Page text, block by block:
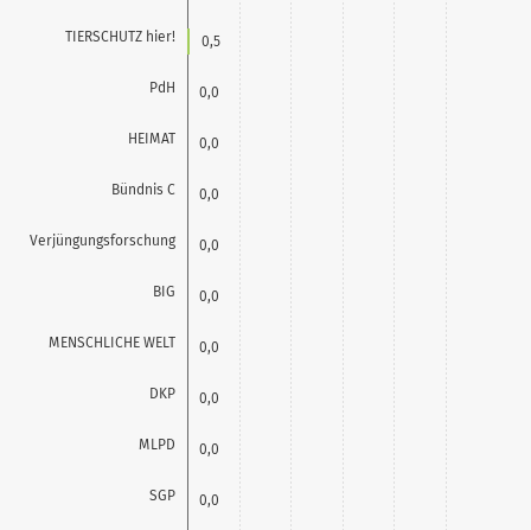
TIERSCHUTZ hier!
PdH
HEIMAT
Bündnis C
Verjüngungsforschung
BIG
MENSCHLICHE WELT
DKP
MLPD
SGP
0,5
0,0
0,0
0,0
0,0
0,0
0,0
0,0
0,0
0,0